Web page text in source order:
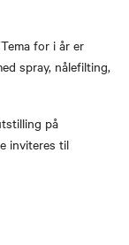
for i år er
spray, nålefilting,
på
inviteres til